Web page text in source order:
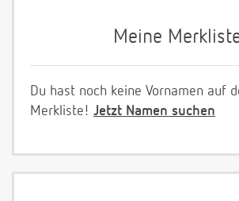
Meine
Du hast noch keine Vornamen auf
Merkliste! Jetzt Namen suchen